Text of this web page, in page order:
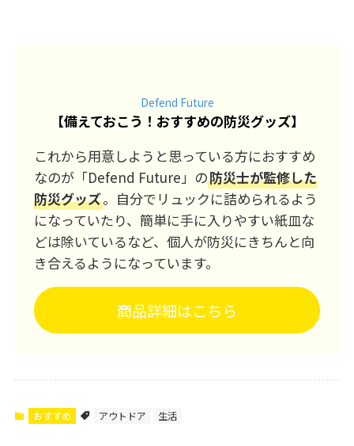
Defend Future
【備えておこう！おすすめの防災グッズ】
これから用意しようと思っている方におすすめ
なのが「Defend Future」の防災士が監修した
防災グッズ。自分でリュックに詰められるよう
になっていたり、簡単に手に入りやすい紙皿な
どは除いているなど、個人が防災にきちんと向
き合えるようになっています。
商品詳細はこちら
おすすめ アウトドア 生活